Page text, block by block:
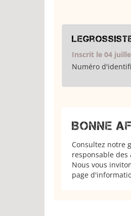
Inscrit le 04
Numéro
BONNE
Consultez notre
responsable
Nous vous
page